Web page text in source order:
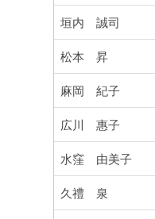
垣内 誠司
松本 昇
麻岡 紀子
広川 惠子
水窪 由美子
久禮 泉